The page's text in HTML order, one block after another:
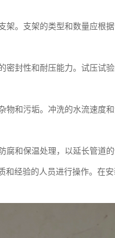
。支架的类型和数量应根
封性和耐压能力。试压试
和污垢。冲洗的水流速度
和保温处理，以延长管道的
经验的人员进行操作。在